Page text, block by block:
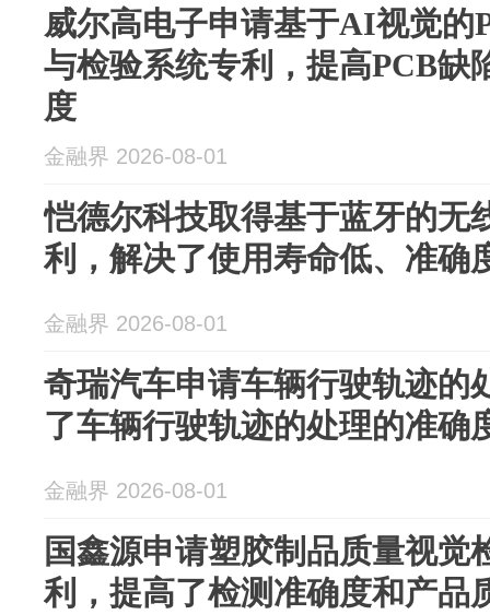
威尔高电子申请基于AI视觉的
与检验系统专利，提高PCB缺
度
金融界 2026-08-01
恺德尔科技取得基于蓝牙的无
利，解决了使用寿命低、准确
金融界 2026-08-01
奇瑞汽车申请车辆行驶轨迹的
了车辆行驶轨迹的处理的准确
金融界 2026-08-01
国鑫源申请塑胶制品质量视觉
利，提高了检测准确度和产品